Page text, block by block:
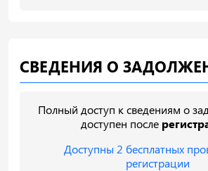
СВЕДЕНИЯ О
Полный доступ к сведениям о
доступен после
Доступны 2 бесплатных
регистрации